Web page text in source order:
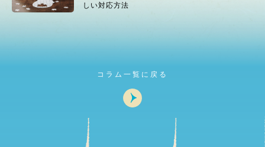
しい対応方法
コラム一覧に戻る